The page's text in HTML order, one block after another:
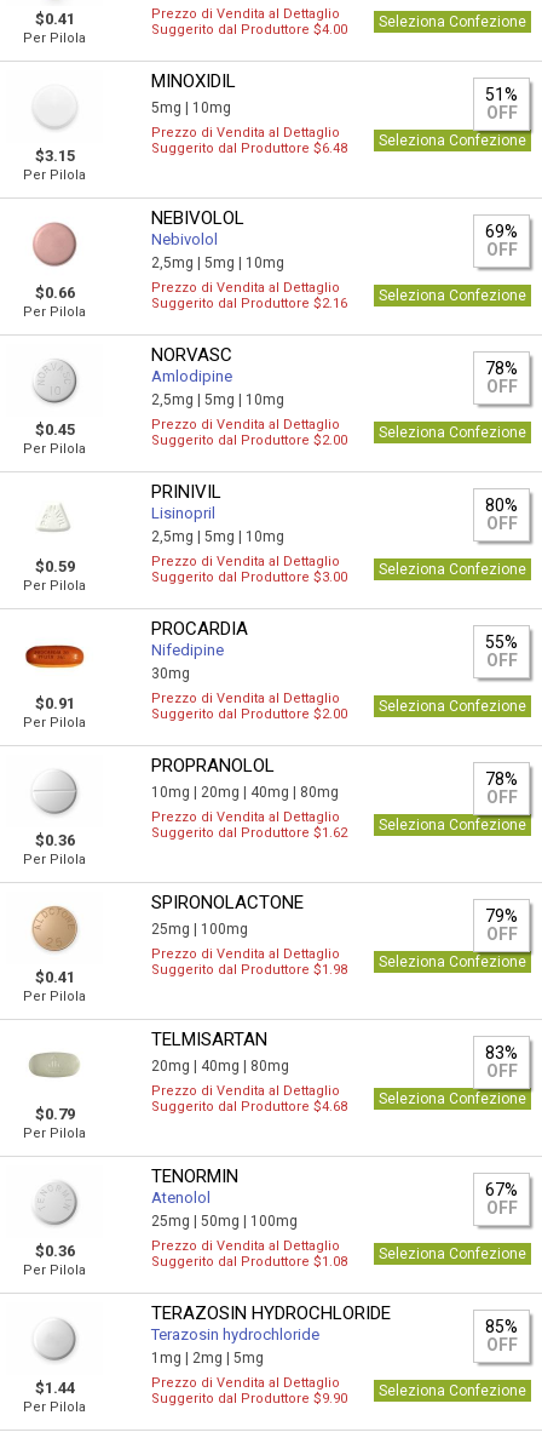
$0.41
Per Pilola
Prezzo di Vendita al Dettaglio
Suggerito dal Produttore $4.00
Seleziona Confezione
$3.15
Per Pilola
MINOXIDIL
5mg | 10mg
51%
OFF
Prezzo di Vendita al Dettaglio
Suggerito dal Produttore $6.48
Seleziona Confezione
$0.66
Per Pilola
NEBIVOLOL
Nebivolol
2,5mg |5mg | 10mg
69%
OFF
Prezzo di Vendita al Dettaglio
Suggerito dal Produttore $2.16
Seleziona Confezione
$0.45
Per Pilola
NORVASC
Amlodipine
2,5mg |5mg | 10mg
78%
OFF
Prezzo di Vendita al Dettaglio
Suggerito dal Produttore $2.00
Seleziona Confezione
$0.59
Per Pilola
PRINIVIL
Lisinopril
2,5mg |5mg | 10mg
80%
OFF
Prezzo di Vendita al Dettaglio
Suggerito dal Produttore $3.00
Seleziona Confezione
$0.91
Per Pilola
PROCARDIA
Nifedipine
30mg
55%
OFF
Prezzo di Vendita al Dettaglio
Suggerito dal Produttore $2.00
Seleziona Confezione
$0.36
Per Pilola
PROPRANOLOL
10mg | 20mg | 40mg | 80mg
78%
OFF
Prezzo di Vendita al Dettaglio
Suggerito dal Produttore $1.62
Seleziona Confezione
$0.41
Per Pilola
SPIRONOLACTONE
25mg | 100mg
79%
OFF
Prezzo di Vendita al Dettaglio
Suggerito dal Produttore $1.98
Seleziona Confezione
$0.79
Per Pilola
TELMISARTAN
20mg | 40mg | 80mg
83%
OFF
Prezzo di Vendita al Dettaglio
Suggerito dal Produttore $4.68
Seleziona Confezione
$0.36
Per Pilola
TENORMIN
Atenolol
25mg |50mg | 100mg
67%
OFF
Prezzo di Vendita al Dettaglio
Suggerito dal Produttore $1.08
Seleziona Confezione
$1.44
Per Pilola
TERAZOSIN HYDROCHLORIDE
Terazosin hydrochloride
1mg | 2mg |5mg
85%
OFF
Prezzo di Vendita al Dettaglio
Suggerito dal Produttore $9.90
Seleziona Confezione